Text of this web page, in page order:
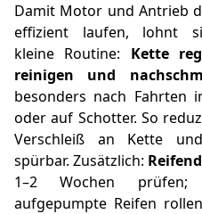
Damit Motor und Antrieb
effizient laufen, lohnt
kleine Routine: Kette
reinigen und
besonders nach Fahrten
oder auf Schotter. So
Verschleiß an Kette
spürbar. Zusätzlich:
1–2 Wochen prüfen;
aufgepumpte Reifen